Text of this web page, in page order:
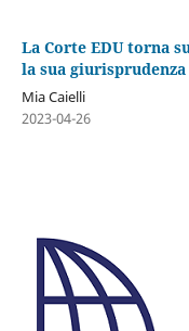
La Corte EDU torna
la sua
Mia Caielli
2023-04-26